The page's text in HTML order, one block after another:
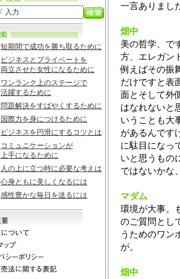
短期間で成功を勝ち取るために
ビジネスとプライベートを
両立させた女性になるために
ワンランク上のステージで
活躍するために
問題解決をすばやくするために
国際力を身につけるために
ビジネスを円滑にするコツとは
コミュニケーションが
上手になるために
人の上に立つ時に必要な考えは
心身ともに美しくなるには
感性豊かな毎日を送るには
一言ありまし
畑中
美の哲学、で
方、エレガン
例えばその振
だけですと表
面とそして外
はなれないと
いうことも大
があるんです
に駄目になっ
いと思うもの
ではないかな
マダム
環境が大事。
のご質問とし
うためのワン
が。
畑中